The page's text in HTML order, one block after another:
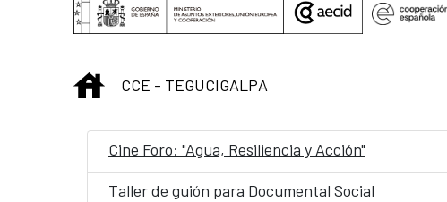
INICIO
CCE - TEGUCIGALPA
Cine Foro: "Agua, Resiliencia y Acción"
Taller de guión para Documental Social